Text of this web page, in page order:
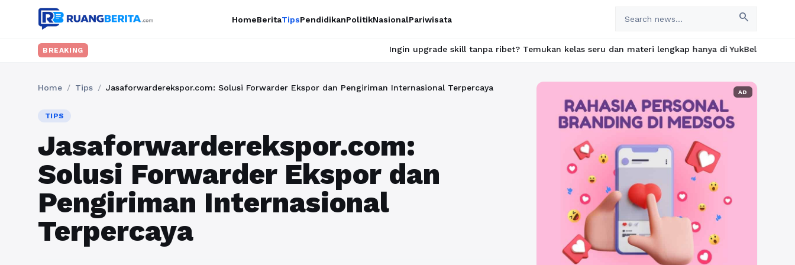
HomeBeritaTipsPendidikanPolitikNasionalPariwisata search
BREAKING Ingin upgrade skill tanpa ribet? Temukan kelas seru dan materi lengkap hanya di YukBelajar.com. Mulai
Home / Tips / Jasaforwarderekspor.com: Solusi Forwarder Ekspor dan Pengiriman Internasional Terpercaya
TIPS
Jasaforwarderekspor.com:
Solusi Forwarder Ekspor dan
Pengiriman Internasional
Terpercaya
AD